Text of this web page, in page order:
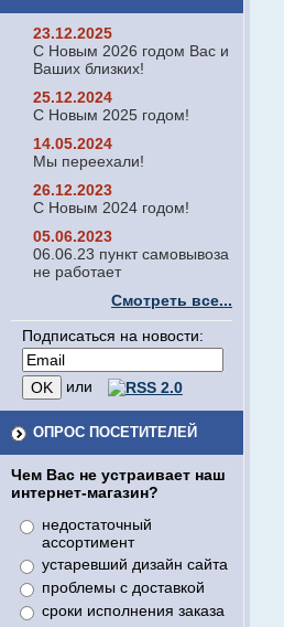
23.12.2025
С Новым 2026 годом Вас и
Ваших близких!
25.12.2024
С Новым 2025 годом!
14.05.2024
Мы переехали!
26.12.2023
С Новым 2024 годом!
05.06.2023
06.06.23 пункт самовывоза
не работает
Смотреть все...
Подписаться на новости:
или
ОПРОС ПОСЕТИТЕЛЕЙ
Чем Вас не устраивает наш
интернет-магазин?
недостаточный
ассортимент
устаревший дизайн сайта
проблемы с доставкой
сроки исполнения заказа